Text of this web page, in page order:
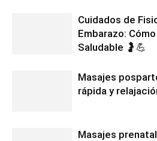
Cuidados de
Embarazo:
Saludable 🤰💪
Masajes
rápida y
Masajes